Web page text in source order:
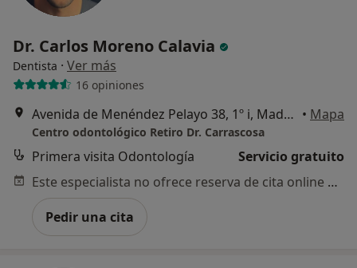
Dr. Carlos Moreno Calavia
Dentista · Ver más
16 opiniones
Avenida de Menéndez Pelayo 38, 1º i, Madrid • Mapa
Centro odontológico Retiro Dr. Carrascosa
Primera visita Odontología
Servicio gratuito
Este especialista no ofrece reserva de cita online en esta dirección.
Pedir una cita